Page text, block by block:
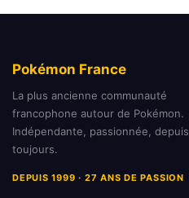
Pokémon France
La plus ancienne communauté
francophone autour de Pokémon.
Indépendante, passionnée, depuis
toujours.
DEPUIS 1999 · 27 ANS DE PASSION